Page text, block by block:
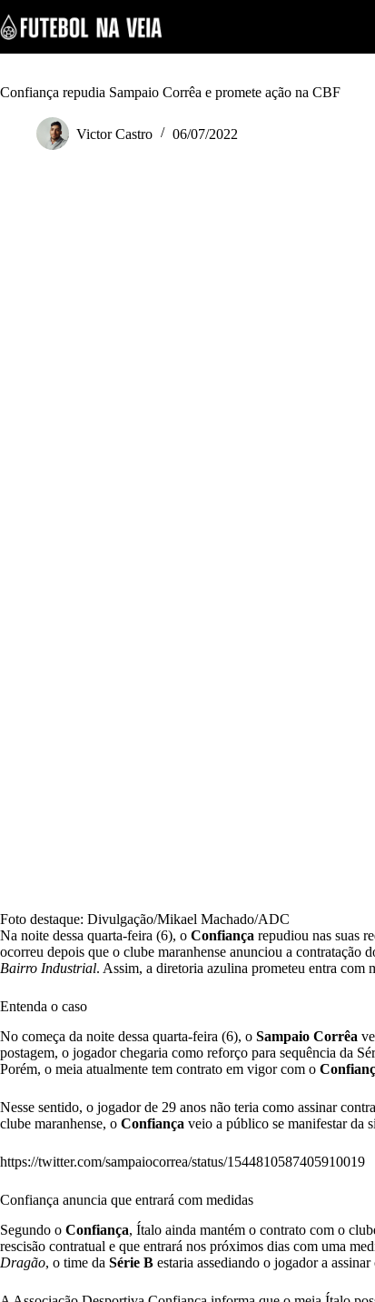
k
i
p
o
Confiança repudia Sampaio Corrêa e promete ação na CBF
Victor Castro 06/07/2022
Foto destaque: Divulgação/Mikael Machado/ADC
Na noite dessa quarta-feira (6), o Confiança repudiou nas suas
ocorreu depois que o clube maranhense anunciou a contratação
Bairro Industrial. Assim, a diretoria azulina prometeu entra com
Entenda o caso
No começa da noite dessa quarta-feira (6), o Sampaio Corrêa
postagem, o jogador chegaria como reforço para sequência da
Porém, o meia atualmente tem contrato em vigor com o
Nesse sentido, o jogador de 29 anos não teria como assinar
clube maranhense, o Confiança veio a público se manifestar da
https://twitter.com/sampaiocorrea/status/1544810587405910019
Confiança anuncia que entrará com medidas
Segundo o Confiança, Ítalo ainda mantém o contrato com o
rescisão contratual e que entrará nos próximos dias com uma
Dragão, o time da Série B estaria assediando o jogador a